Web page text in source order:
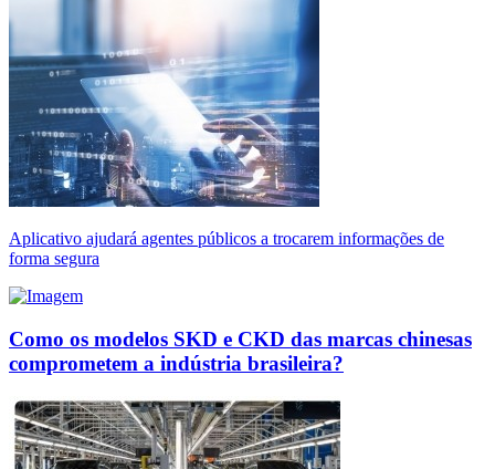
Aplicativo ajudará agentes públicos a trocarem informações de
forma segura
Como os modelos SKD e CKD das marcas chinesas
comprometem a indústria brasileira?